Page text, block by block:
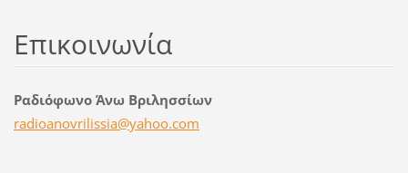
Επικοινωνία
Ραδιόφωνο Άνω Βριλησσίων
radioanovrilissia@yahoo.com